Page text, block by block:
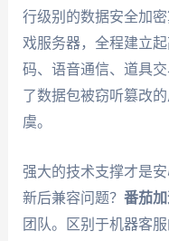
行级别的数据安全加
戏服务器，全程建立
码、语音通信、道具
了数据包被窃听篡改
虞。
强大的技术支撑才是
新后兼容问题？ 番茄
团队。区别于机器客